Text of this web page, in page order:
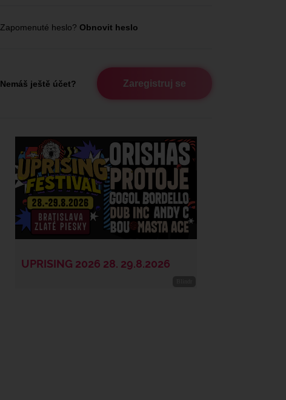
Zapomenuté heslo? Obnovit heslo
Nemáš ještě účet? Zaregistruj se